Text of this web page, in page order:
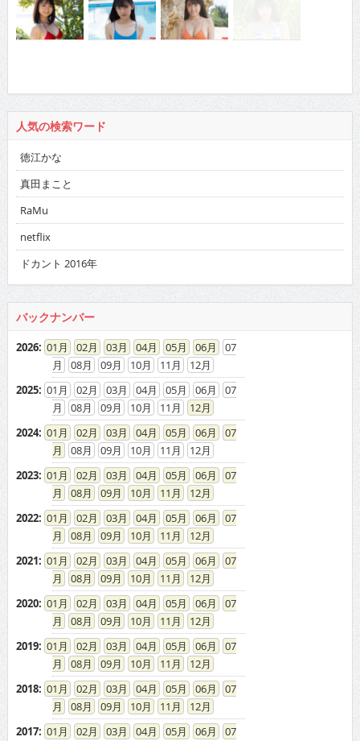
人気の検索ワード
徳江かな
真田まこと
RaMu
netflix
ドカント 2016年
バックナンバー
2026: 01 02 03 04 05 06
07
08
09 10 11
12
2025: 01 02 03 04 05 06
07
08
09 10 11
12
2024: 01 02 03 04 05 06
07
08
09 10 11
12
2023: 01 02 03 04 05 06
07
08
09 10 11
12
2022: 01 02 03 04 05 06
07
08
09 10 11
12
2021: 01 02 03 04 05 06
07
08
09 10 11
12
2020: 01 02 03 04 05 06
07
08
09 10 11
12
2019: 01 02 03 04 05 06
07
08
09 10 11
12
2018: 01 02 03 04 05 06
07
08
09 10 11
12
2017: 01 02 03 04 05 06
07